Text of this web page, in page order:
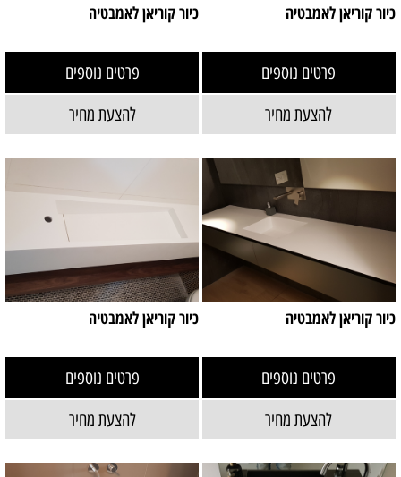
כיור קוריאן לאמבטיה
פרטים נוספים
להצעת מחיר
כיור קוריאן לאמבטיה
פרטים נוספים
להצעת מחיר
כיור קוריאן לאמבטיה
פרטים נוספים
להצעת מחיר
כיור קוריאן לאמבטיה
פרטים נוספים
להצעת מחיר